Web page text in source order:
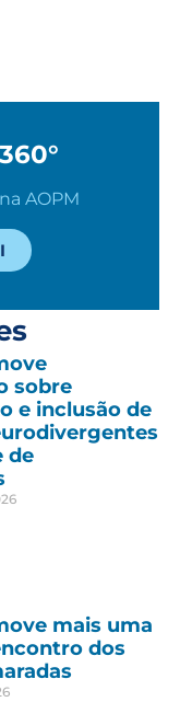
AOPM
sobre
e inclusão de
de
mais uma
dos